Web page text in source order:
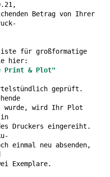
Betrag von Ihrer
für groß­for­ma­tige
hier:
Print & Plot"
geprüft.
wurde, wird Ihr Plot
in
Druckers einge­reiht.
einmal neu absenden,
Exemplare.